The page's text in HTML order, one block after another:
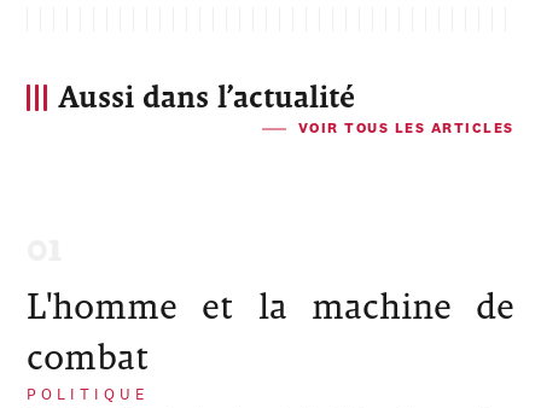
Aussi dans l’actualité
VOIR TOUS LES ARTICLES
L'homme et la machine de
combat
POLITIQUE